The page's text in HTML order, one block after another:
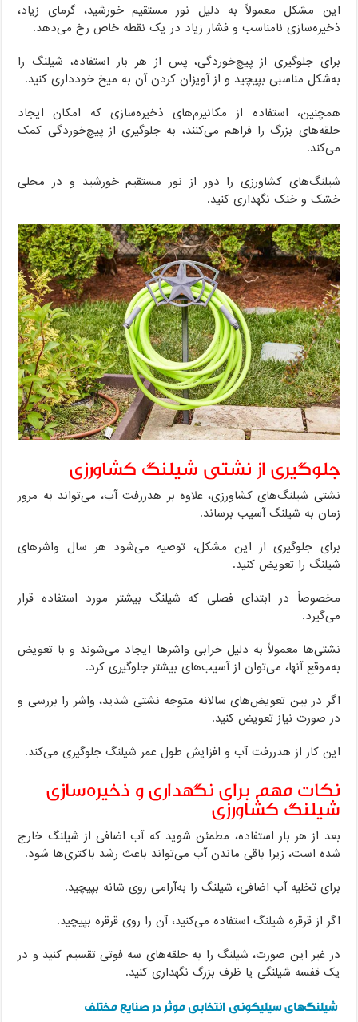
این مشکل معمولاً به دلیل نور مستقیم خورشید، گرمای زیاد،
ذخیره‌سازی نامناسب و فشار زیاد در یک نقطه خاص رخ می‌دهد.
برای جلوگیری از پیچ‌خوردگی، پس از هر بار استفاده، شیلنگ را
به‌شکل مناسبی بپیچید و از آویزان کردن آن به میخ خودداری کنید.
همچنین، استفاده از مکانیزم‌های ذخیره‌سازی که امکان ایجاد
حلقه‌های بزرگ را فراهم می‌کنند، به جلوگیری از پیچ‌خوردگی کمک
می‌کند.
شیلنگ‌های کشاورزی را دور از نور مستقیم خورشید و در محلی
خشک و خنک نگهداری کنید.
جلوگیری از نشتی شیلنگ کشاورزی
نشتی شیلنگ‌های کشاورزی، علاوه بر هدررفت آب، می‌تواند به مرور
زمان به شیلنگ آسیب برساند.
برای جلوگیری از این مشکل، توصیه می‌شود هر سال واشرهای
شیلنگ را تعویض کنید.
مخصوصاً در ابتدای فصلی که شیلنگ بیشتر مورد استفاده قرار
می‌گیرد.
نشتی‌ها معمولاً به دلیل خرابی واشرها ایجاد می‌شوند و با تعویض
به‌موقع آنها، می‌توان از آسیب‌های بیشتر جلوگیری کرد.
اگر در بین تعویض‌های سالانه متوجه نشتی شدید، واشر را بررسی و
در صورت نیاز تعویض کنید.
این کار از هدررفت آب و افزایش طول عمر شیلنگ جلوگیری می‌کند.
نکات مهم برای نگهداری و ذخیره‌سازی
شیلنگ کشاورزی
بعد از هر بار استفاده، مطمئن شوید که آب اضافی از شیلنگ خارج
شده است، زیرا باقی ماندن آب می‌تواند باعث رشد باکتری‌ها شود.
برای تخلیه آب اضافی، شیلنگ را به‌آرامی روی شانه بپیچید.
اگر از قرقره شیلنگ استفاده می‌کنید، آن را روی قرقره بپیچید.
در غیر این صورت، شیلنگ را به حلقه‌های سه فوتی تقسیم کنید و در
یک قفسه شیلنگی یا ظرف بزرگ نگهداری کنید.
شیلنگ‌های سیلیکونی انتخابی موثر در صنایع مختلف